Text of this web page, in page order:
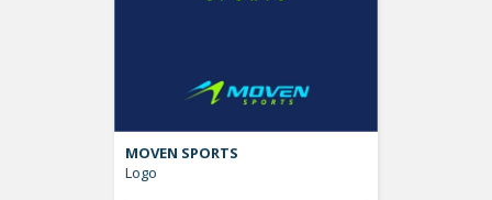
MOVEN SPORTS
Logo